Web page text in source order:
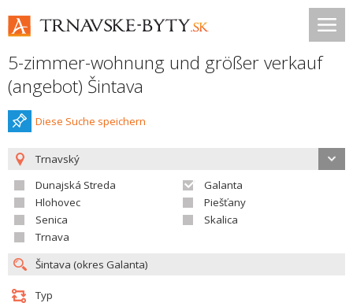
5-zimmer-wohnung und größer verkauf
(angebot) Šintava
Diese Suche speichern
Trnavský
Dunajská Streda
Galanta
Hlohovec
Piešťany
Senica
Skalica
Trnava
Typ